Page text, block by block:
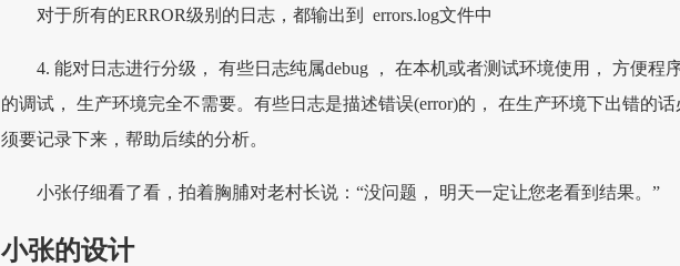
对于所有的ERROR级别的日志，都输出到 errors.log文件中
4. 能对日志进行分级， 有些日志纯属debug ， 在本机或者测试环境使用， 方便程
的调试， 生产环境完全不需要。有些日志是描述错误(error)的， 在生产环境下出错的话
须要记录下来，帮助后续的分析。
小张仔细看了看，拍着胸脯对老村长说：“没问题， 明天一定让您老看到结果。”
小张的设计